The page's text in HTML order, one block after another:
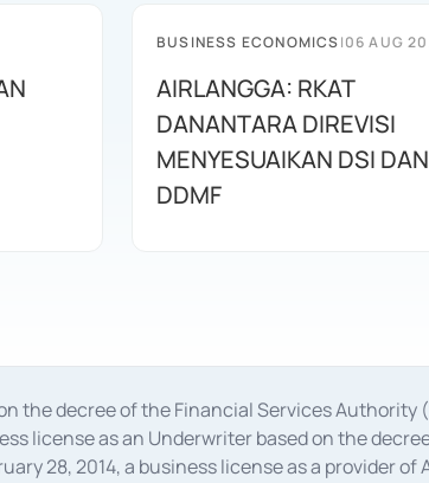
BUSINESS ECONOMICS|06 AUG
AIRLANGGA: RKAT
DANANTARA DIREVISI
MENYESUAIKAN DSI DAN
DDMF
the decree of the Financial Services
license as an Underwriter based on the
28, 2014, a business license as a provider